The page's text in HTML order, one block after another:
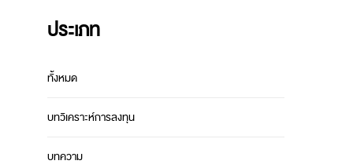
ประเภท
ทั้งหมด
บทวิเคราะห์การลงทุน
บทความ